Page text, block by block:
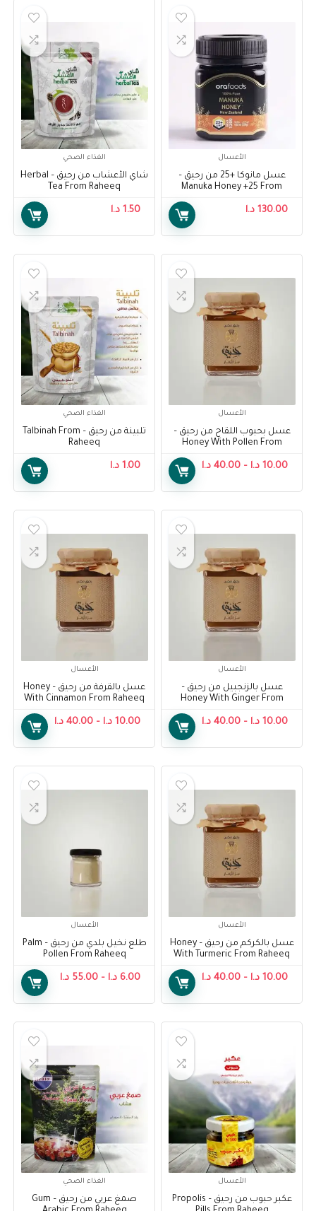
الأعسال
عسل مانوكا +25 من رحيق –
Manuka Honey +25 From
130.00 د.ا
الغذاء الصحي
شاي الأعشاب من رحيق – Herbal
Tea From Raheeq
1.50 د.ا
الأعسال
عسل بحبوب اللقاح من رحيق –
Honey With Pollen From
10.00 د.ا –
40.00 د.ا
الغذاء الصحي
تلبينة من رحيق – Talbinah From
Raheeq
1.00 د.ا
الأعسال
عسل بالزنجبيل من رحيق –
Honey With Ginger From
10.00 د.ا –
40.00 د.ا
الأعسال
عسل بالقرفة من رحيق – Honey
With Cinnamon From Raheeq
10.00 د.ا –
40.00 د.ا
الأعسال
عسل بالكركم من رحيق – Honey
With Turmeric From Raheeq
10.00 د.ا –
40.00 د.ا
الأعسال
طلع نخيل بلدي من رحيق – Palm
Pollen From Raheeq
6.00 د.ا –
55.00 د.ا
الأعسال
عكبر حبوب من رحيق – Propolis
الغذاء الصحي
صمغ عربي من رحيق – Gum